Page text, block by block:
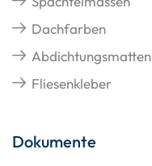
Dachfarben
Abdichtungsmatten
Fliesenkleber
Dokumente